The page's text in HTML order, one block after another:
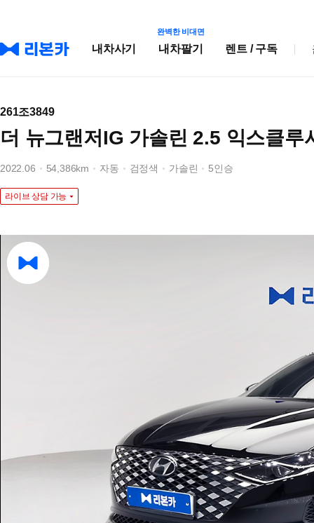
내차사기
완벽한 비대면
내차팔기 렌트 / 구독
261조3849
더 뉴그랜저IG 가솔린 2.5 익스클루
2022.06 54,386km 자동 검정색 가솔린 5인승
라이브 상담 가능